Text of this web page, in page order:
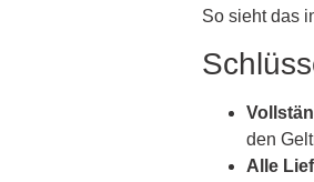
So sieht das
den
Alle